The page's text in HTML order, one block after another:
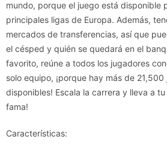
mundo, porque el juego está disponible
principales ligas de Europa. Además,
mercados de transferencias, así que
el césped y quién se quedará en el
favorito, reúne a todos los jugadores
solo equipo, ¡porque hay más de
disponibles! Escala la carrera y lleva a
fama!
Características: